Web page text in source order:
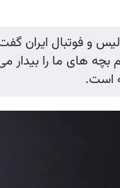
و فوتبال
بچه های ما را